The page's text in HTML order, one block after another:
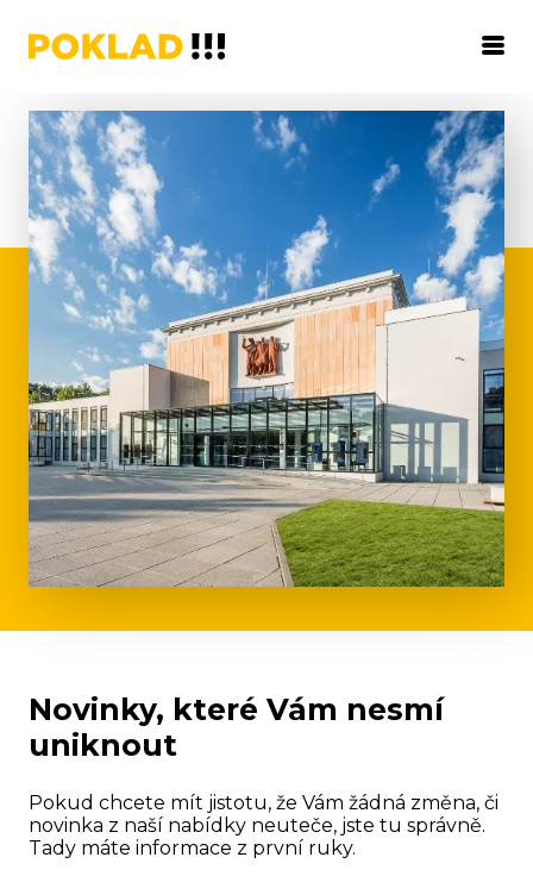
Novinky, které Vám nesmí
uniknout
Pokud chcete mít jistotu, že Vám žádná změna, či
novinka z naší nabídky neuteče, jste tu správně.
Tady máte informace z první ruky.